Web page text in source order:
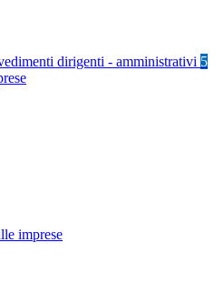
dirigenti - amministrativi 5
imprese